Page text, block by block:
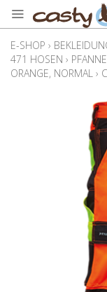
E-SHOP ›
471 HOSEN ›
ORANGE, NORMAL ›